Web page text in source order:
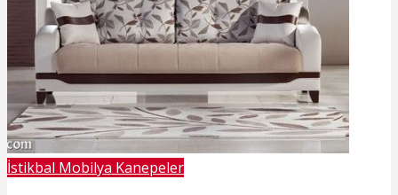
İstikbal Mobilya Kanepeler